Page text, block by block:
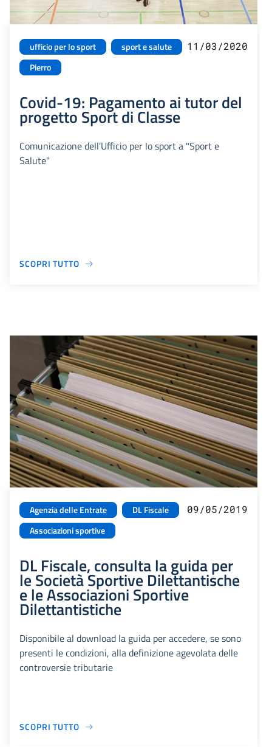
ufficio per lo sport
sport e salute
Pierro
11/03/2020
Covid-19: Pagamento ai tutor del
progetto Sport di Classe
Comunicazione dell'Ufficio per lo sport a "Sport e
Salute"
SCOPRI TUTTO
Agenzia delle Entrate
DL Fiscale
Associazioni sportive
09/05/2019
DL Fiscale, consulta la guida per
le Società Sportive Dilettantische
e le Associazioni Sportive
Dilettantistiche
Disponibile al download la guida per accedere, se sono
presenti le condizioni, alla definizione agevolata delle
controversie tributarie
SCOPRI TUTTO